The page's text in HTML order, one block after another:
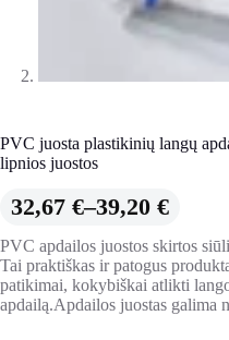
PVC juosta plastikinių langų
lipnios juostos
32,67 €–39,20 €
Price
range:
32,67 €
through
39,20 €
PVC apdailos juostos skirtos
Tai praktiškas ir patogus
patikimai, kokybiškai atlikti
apdailą.Apdailos juostas galima